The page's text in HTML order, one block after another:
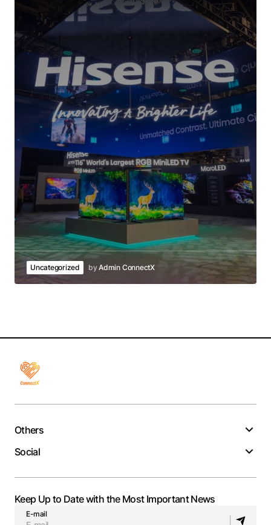
Uncategorized byAdmin ConnectX
Others
Social
Keep Up to Date with the Most Important News
E-mail